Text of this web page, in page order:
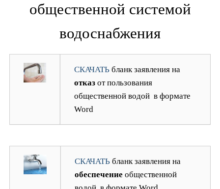
общественной системой
водоснабжения
СКАЧАТЬбланк заявления на
отказот пользования
общественной водой в формате
Word
СКАЧАТЬбланк заявления на
обеспечение общественной